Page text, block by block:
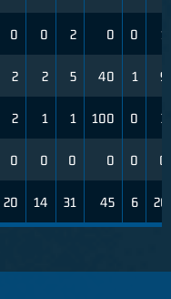
0 0 2 0 0 1
2 2 5 40 1 9
2 1 1 100 0 3
0 0 0 0 0 0
20 14 31 45 6 26